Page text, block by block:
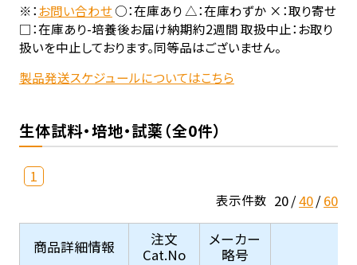
※：お問い合わせ○：在庫あり △：在庫わずか ×：取り寄せ
□：在庫あり-培養後お届け納期約2週間 取扱中止：お取り
扱いを中止しております。同等品はございません。
製品発送スケジュールについてはこちら
生体試料・培地・試薬（全0件）
1
表示件数 20 40 60
商品詳細情報
注文
Cat.No
メーカー
略号